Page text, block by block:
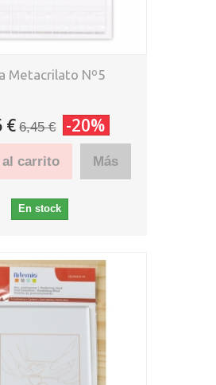
Metacrilato Nº5
€ 6,45 € -20%
carrito Más
En stock